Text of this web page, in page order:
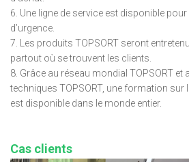
6. Une ligne de service est disponible
d’urgence.
7. Les produits TOPSORT seront
partout où se trouvent les clients.
8. Grâce au réseau mondial TOPSORT et
techniques TOPSORT, une formation sur
est disponible dans le monde entier.
Cas clients